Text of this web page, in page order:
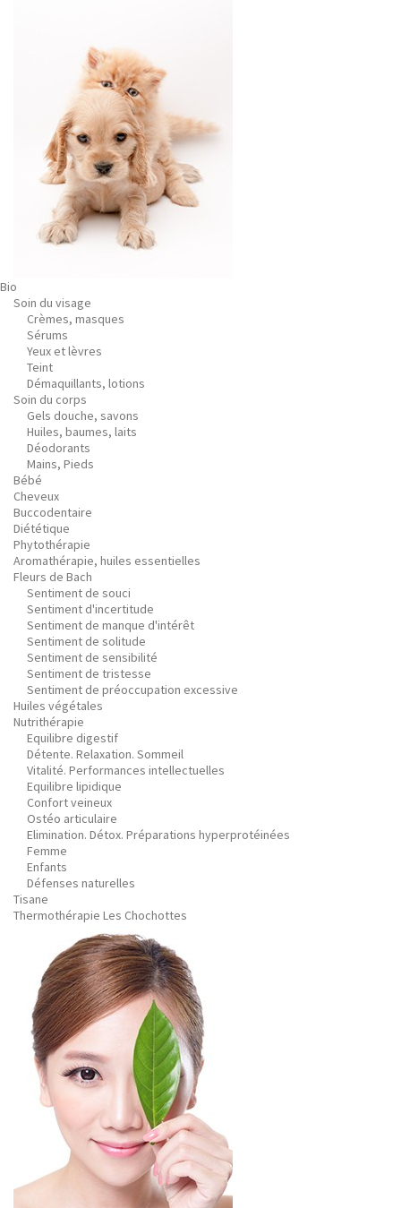
Bio
Soin du visage
Crèmes, masques
Sérums
Yeux et lèvres
Teint
Démaquillants, lotions
Soin du corps
Gels douche, savons
Huiles, baumes, laits
Déodorants
Mains, Pieds
Bébé
Cheveux
Buccodentaire
Diététique
Phytothérapie
Aromathérapie, huiles essentielles
Fleurs de Bach
Sentiment de souci
Sentiment d'incertitude
Sentiment de manque d'intérêt
Sentiment de solitude
Sentiment de sensibilité
Sentiment de tristesse
Sentiment de préoccupation excessive
Huiles végétales
Nutrithérapie
Equilibre digestif
Détente. Relaxation. Sommeil
Vitalité. Performances intellectuelles
Equilibre lipidique
Confort veineux
Ostéo articulaire
Elimination. Détox. Préparations hyperprotéinées
Femme
Enfants
Défenses naturelles
Tisane
Thermothérapie Les Chochottes